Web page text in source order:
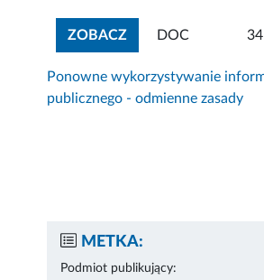
ZOBACZZOBACZ
DOC
Ponowne wykorzystywanie
publicznego - odmienne zasady
METKA:
Podmiot publikujący: